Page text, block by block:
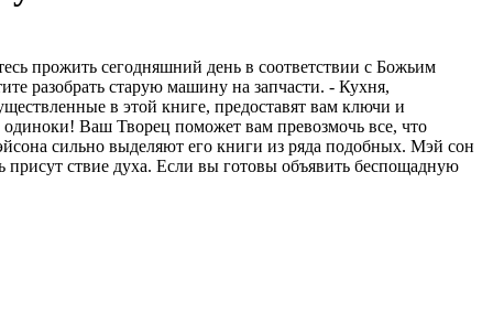
прожить сегодняшний день в соответствии с Божьим
разобрать старую машину на запчасти. - Кухня,
в этой книге, предоставят вам ключи и
Ваш Творец поможет вам превозмочь все, что
сильно выделяют его книги из ряда подобных. Мэй сон
ствие духа. Если вы готовы объявить беспощадную